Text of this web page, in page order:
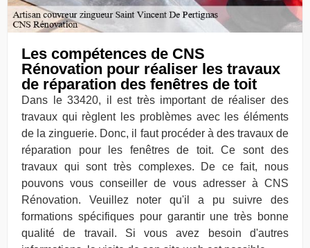
Les compétences de CNS
Rénovation pour réaliser les travaux
de réparation des fenêtres de toit
Dans le 33420, il est très important de réaliser des
travaux qui règlent les problèmes avec les éléments
de la zinguerie. Donc, il faut procéder à des travaux de
réparation pour les fenêtres de toit. Ce sont des
travaux qui sont très complexes. De ce fait, nous
pouvons vous conseiller de vous adresser à CNS
Rénovation. Veuillez noter qu'il a pu suivre des
formations spécifiques pour garantir une très bonne
qualité de travail. Si vous avez besoin d'autres